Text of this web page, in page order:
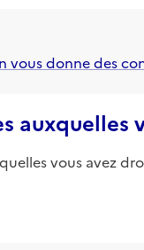
vous donne des
vous